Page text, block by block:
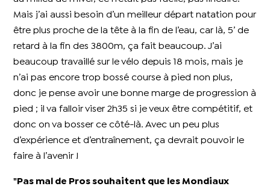
Mais j’ai aussi besoin d’un meilleur départ natation pour
être plus proche de la tête à la fin de l’eau, car là, 5’ de
retard à la fin des 3800m, ça fait beaucoup. J’ai
beaucoup travaillé sur le vélo depuis 18 mois, mais je
n’ai pas encore trop bossé course à pied non plus,
donc je pense avoir une bonne marge de progression à
pied ; il va falloir viser 2h35 si je veux être compétitif, et
donc on va bosser ce côté-là. Avec un peu plus
d’expérience et d’entraînement, ça devrait pouvoir le
faire à l’avenir !
"Pas mal de Pros souhaitent que les Mondiaux